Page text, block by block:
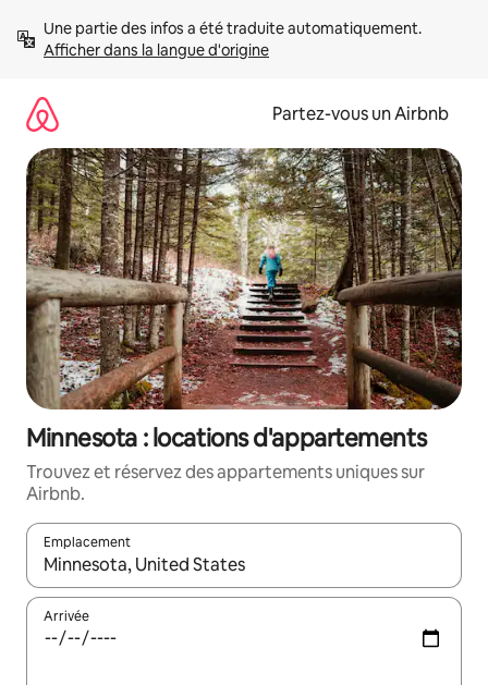
directement
Afficher dans la langue d'origine
Partez-vous un Airbnb
Minnesota : locations d'appartements
Trouvez et réservez des appartements uniques sur
Airbnb.
Emplacement
Quand les résultats sont affichés, parcourez-les en utilisant
Arrivée